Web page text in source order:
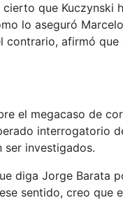
que Kuczynski
lo aseguró
contrario, afirmó
el megacaso de
interrogatorio
ser investigados.
diga Jorge Barata
sentido, creo que